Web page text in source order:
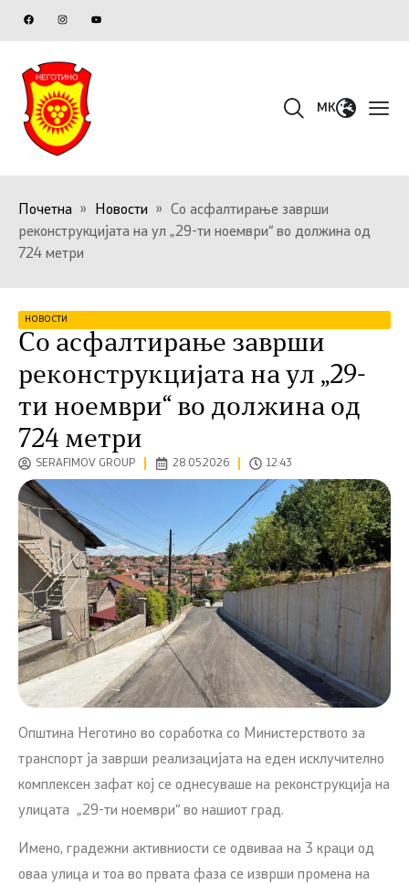
MK
Почетна » Новости »
Со асфалтирање заврши
реконструкцијата на ул „29-ти ноември“ во должина од
724 метри
НОВОСТИ
Со асфалтирање заврши
реконструкцијата на ул „29-
ти ноември“ во должина од
724 метри
SERAFIMOV GROUP 28.05.2026 12:43
Општина Неготино во соработка со Министерството за
транспорт ја заврши реализацијата на еден исклучително
комплексен зафат кој се однесуваше на реконструкција на
улицата „29-ти ноември“ во нашиот град.
Имено, градежни активниости се одвиваа на 3 краци од
оваа улица и тоа во првата фаза се изврши промена на